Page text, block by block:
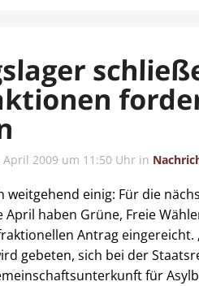
April 2009 um 11:50 Uhr in
weitgehend einig: Für die
haben Grüne, Freie
Antrag eingereicht.
gebeten, sich bei der
für